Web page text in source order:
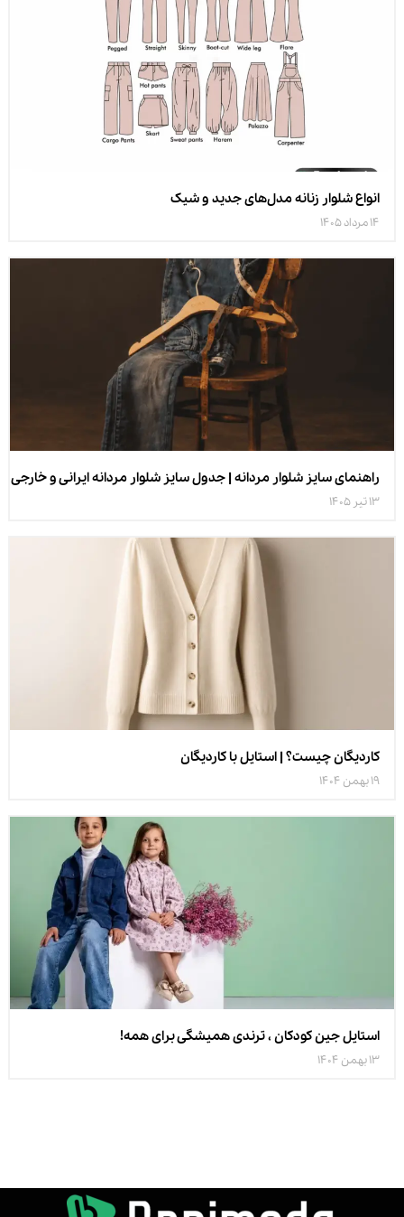
انواع شلوار زنانه مدل‌های جدید و شیک
14 مرداد 1405
راهنمای سایز شلوار مردانه | جدول سایز شلوار مردانه ایرانی و خارجی
13 تیر 1405
کاردیگان چیست؟ | استایل با کاردیگان
19 بهمن 1404
استایل جین کودکان ، ترندی همیشگی برای همه!
13 بهمن 1404